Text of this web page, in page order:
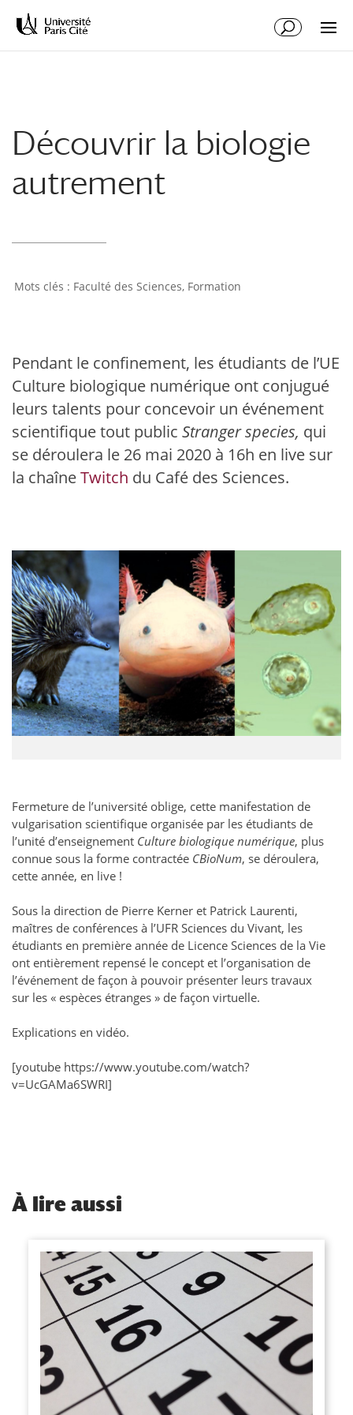
Découvrir la biologie
autrement
Faculté des Sciences, Formation
Pendant le confinement, les étudiants de l’UE
Culture biologique numérique ont conjugué
leurs talents pour concevoir un événement
scientifique tout public Stranger species, qui
se déroulera le 26 mai 2020 à 16h en live sur
la chaîneTwitch du Café des Sciences.
Fermeture de l’université oblige, cette manifestation de
vulgarisation scientifique organisée par les étudiants de
l’unité d’enseignement Culture biologique numérique, plus
connue sous la forme contractée CBioNum, se déroulera,
cette année, en live !
Sous la direction de Pierre Kerner et Patrick Laurenti,
maîtres de conférences à l’UFR Sciences du Vivant, les
étudiants en première année de Licence Sciences de la Vie
ont entièrement repensé le concept et l’organisation de
l’événement de façon à pouvoir présenter leurs travaux
sur les « espèces étranges » de façon virtuelle.
Explications en vidéo.
[youtube https://www.youtube.com/watch?
v=UcGAMa6SWRI]
À lire aussi